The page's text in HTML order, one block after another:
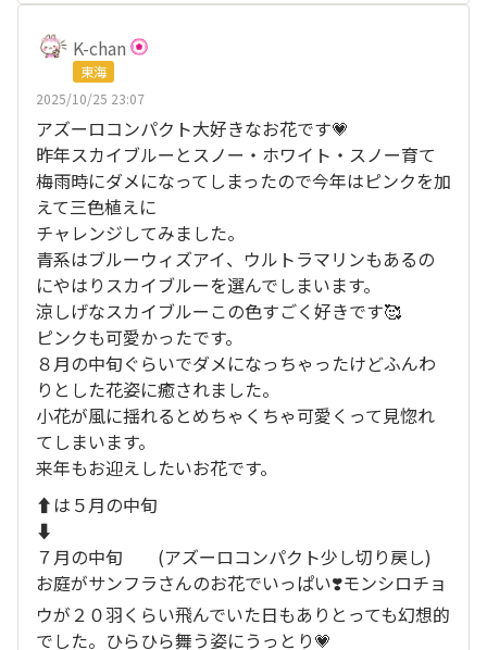
K-chan
東海
2025/10/25 23:07
アズーロコンパクト大好きなお花です💗
昨年スカイブルーとスノー・ホワイト・スノー育て
梅雨時にダメになってしまったので今年はピンクを加
えて三色植えに
チャレンジしてみました。
青系はブルーウィズアイ、ウルトラマリンもあるの
にやはりスカイブルーを選んでしまいます。
涼しげなスカイブルーこの色すごく好きです🥰
ピンクも可愛かったです。
８月の中旬ぐらいでダメになっちゃったけどふんわ
りとした花姿に癒されました。
小花が風に揺れるとめちゃくちゃ可愛くって見惚れ
てしまいます。
来年もお迎えしたいお花です。
⬆️は５月の中旬
⬇️
７月の中旬 (アズーロコンパクト少し切り戻し)
お庭がサンフラさんのお花でいっぱい❣️モンシロチョ
ウが２０羽くらい飛んでいた日もありとっても幻想的
でした。ひらひら舞う姿にうっとり💗